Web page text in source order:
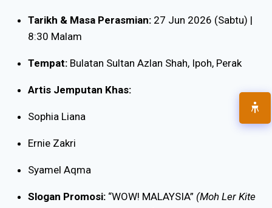
Tarikh & Masa Perasmian:27 Jun 2026 (Sabtu) |
8:30 Malam
Tempat:Bulatan Sultan Azlan Shah, Ipoh, Perak
Artis Jemputan Khas:
Sophia Liana
Ernie Zakri
Syamel Aqma
Slogan Promosi:“WOW! MALAYSIA” (Moh Ler Kite